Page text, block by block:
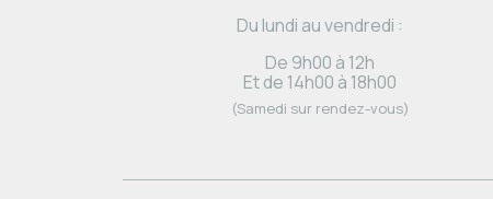
Du lundi au vendredi :
De 9h00 à 12h
Et de 14h00 à 18h00
(Samedi sur rendez-vous)